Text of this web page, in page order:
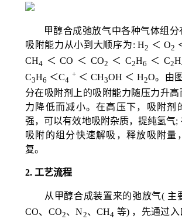
甲醇合成弛放气中各种气体组分
吸附能力从小到大顺序为: H2 ＜ O2
CH4 ＜ CO ＜ CO2 ＜ C2H6 ＜ C2H
C3H6 ＜C4
+＜ CH3OH ＜ H2O。 由图
分在吸附剂上的吸附能力随压力升高
力降低而减小。在高压下，吸附剂
强，可以有效地吸附杂质，提纯氢气;
吸附的组分快速解吸，释放吸附量
复。
2. 工艺流程
从甲醇合成装置来的弛放气( 主
CO、CO2、N2、CH4 等) ，先通过